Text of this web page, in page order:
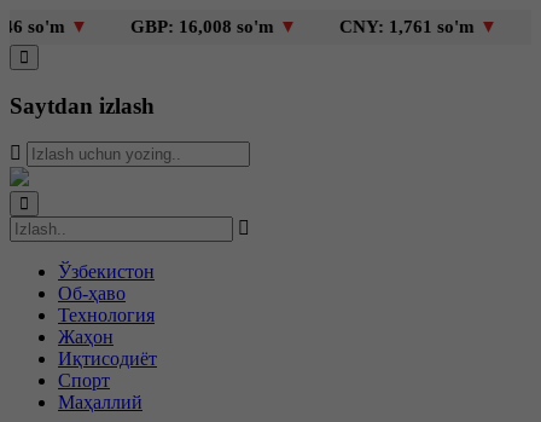
▼ GBP: 16,008 so'm▼ CNY: 1,761 so'm▼
Saytdan izlash
Ўзбекистон
Об-ҳаво
Технология
Жаҳон
Иқтисодиёт
Спорт
Маҳаллий